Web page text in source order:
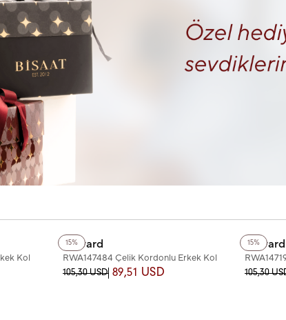
Kol
15%
+4Renk
Reward
RWA147484 Çelik Kordonlu Erkek Kol
Saati
105,30 USD 89,51 USD
15%
+4Renk
Reward
Saati
105,30